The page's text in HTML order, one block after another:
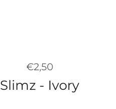
€2,50
Slimz - Ivory